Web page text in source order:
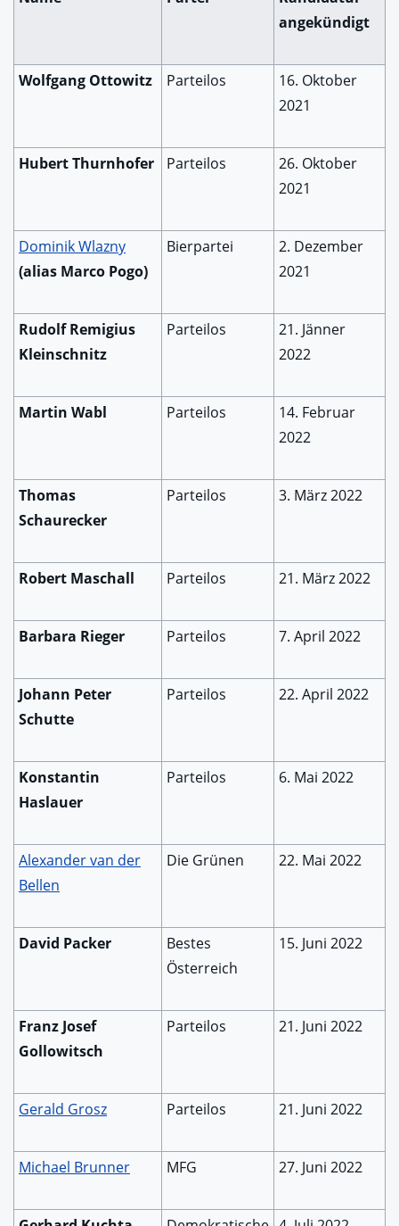
angekündigt
Wolfgang Ottowitz Parteilos
16. Oktober
2021
Hubert Thurnhofer Parteilos
26. Oktober
2021
Dominik Wlazny
(alias Marco Pogo)
Bierpartei
2. Dezember
2021
Rudolf Remigius
Kleinschnitz
Parteilos
21. Jänner
2022
Martin Wabl Parteilos
14. Februar
2022
Thomas
Schaurecker
Parteilos 3. März 2022
Robert Maschall Parteilos 21. März 2022
Barbara Rieger Parteilos 7. April 2022
Johann Peter
Schutte
Parteilos 22. April 2022
Konstantin
Haslauer
Parteilos 6. Mai 2022
Alexander van der
Bellen
Die Grünen 22. Mai 2022
David Packer
Bestes
Österreich
15. Juni 2022
Franz Josef
Gollowitsch
Parteilos 21. Juni 2022
Gerald Grosz Parteilos 21. Juni 2022
Michael Brunner MFG 27. Juni 2022